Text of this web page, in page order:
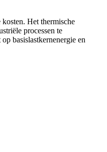
Het thermische
processen te
basislastkernenergie en